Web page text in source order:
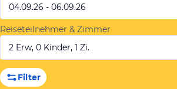
04.09.26 - 06.09.26
Reiseteilnehmer & Zimmer
2 Erw, 0 Kinder, 1 Zi.
Filter